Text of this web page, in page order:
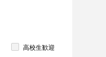
高校生歓迎